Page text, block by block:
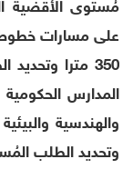
على مسارات خطوط
350 مترا
المدارس
والهندسية
وتحديد الطلب